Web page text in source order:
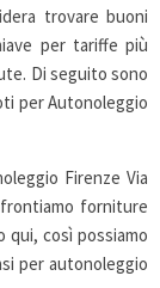
trovare buoni
per tariffe più
Di seguito sono
per Autonoleggio
Firenze Via
forniture
qui, così possiamo
per autonoleggio